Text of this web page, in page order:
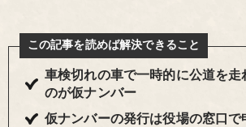
この記事を読めば解決できること
車検切れの車で一時的に公道を走
のが仮ナンバー
仮ナンバーの発行は役場の窓口で